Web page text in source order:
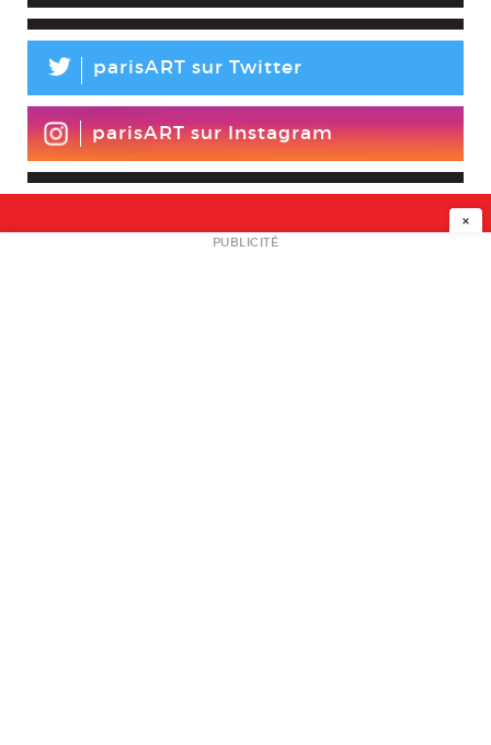
L parisART sur Twitter
parisART sur Instagram
NEWSLETTER
×
PUBLICITÉ